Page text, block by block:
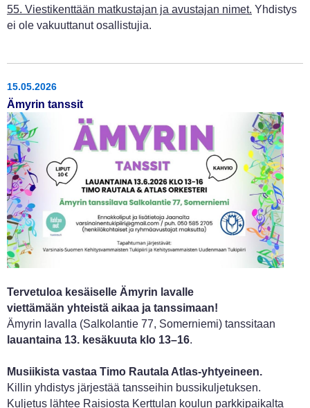
55. Viestikenttään matkustajan ja avustajan nimet. Yhdistys
ei ole vakuuttanut osallistujia.
15.05.2026
Ämyrin tanssit
Tervetuloa kesäiselle Ämyrin lavalle
viettämään yhteistä aikaa ja tanssimaan!
Ämyrin lavalla (Salkolantie 77, Somerniemi) tanssitaan
lauantaina 13. kesäkuuta klo 13–16.
Musiikista vastaa Timo Rautala Atlas-yhtyeineen.
Killin yhdistys järjestää tansseihin bussikuljetuksen.
Kuljetus lähtee Raisiosta Kerttulan koulun parkkipaikalta